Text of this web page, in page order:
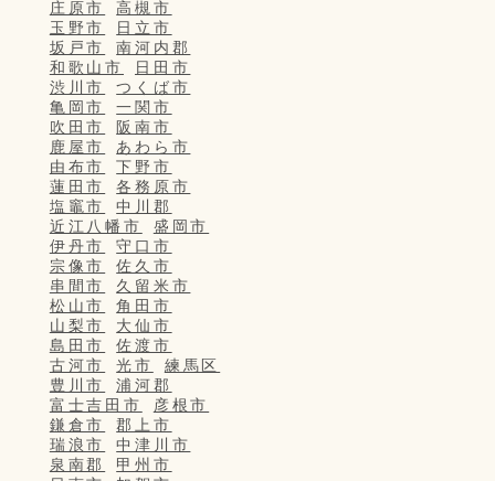
庄原市
高槻市
玉野市
日立市
坂戸市
南河内郡
和歌山市
日田市
渋川市
つくば市
亀岡市
一関市
吹田市
阪南市
鹿屋市
あわら市
由布市
下野市
蓮田市
各務原市
塩竈市
中川郡
近江八幡市
盛岡市
伊丹市
守口市
宗像市
佐久市
串間市
久留米市
松山市
角田市
山梨市
大仙市
島田市
佐渡市
古河市
光市
練馬区
豊川市
浦河郡
富士吉田市
彦根市
鎌倉市
郡上市
瑞浪市
中津川市
泉南郡
甲州市